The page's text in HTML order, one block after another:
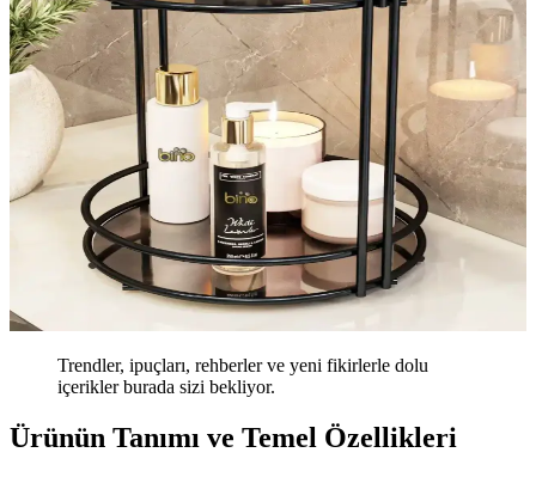
Trendler, ipuçları, rehberler ve yeni fikirlerle dolu
içerikler burada sizi bekliyor.
Ürünün Tanımı ve Temel Özellikleri